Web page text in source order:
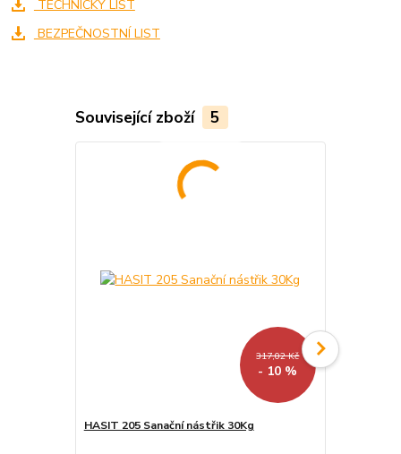
TECHNICKÝ LIST
BEZPEČNOSTNÍ LIST
Související zboží 5
317,02 Kč
- 10 %
HASIT 205 Sanační nástřik 30Kg